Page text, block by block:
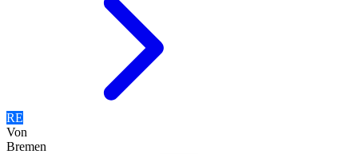
RE
Von
Bremen